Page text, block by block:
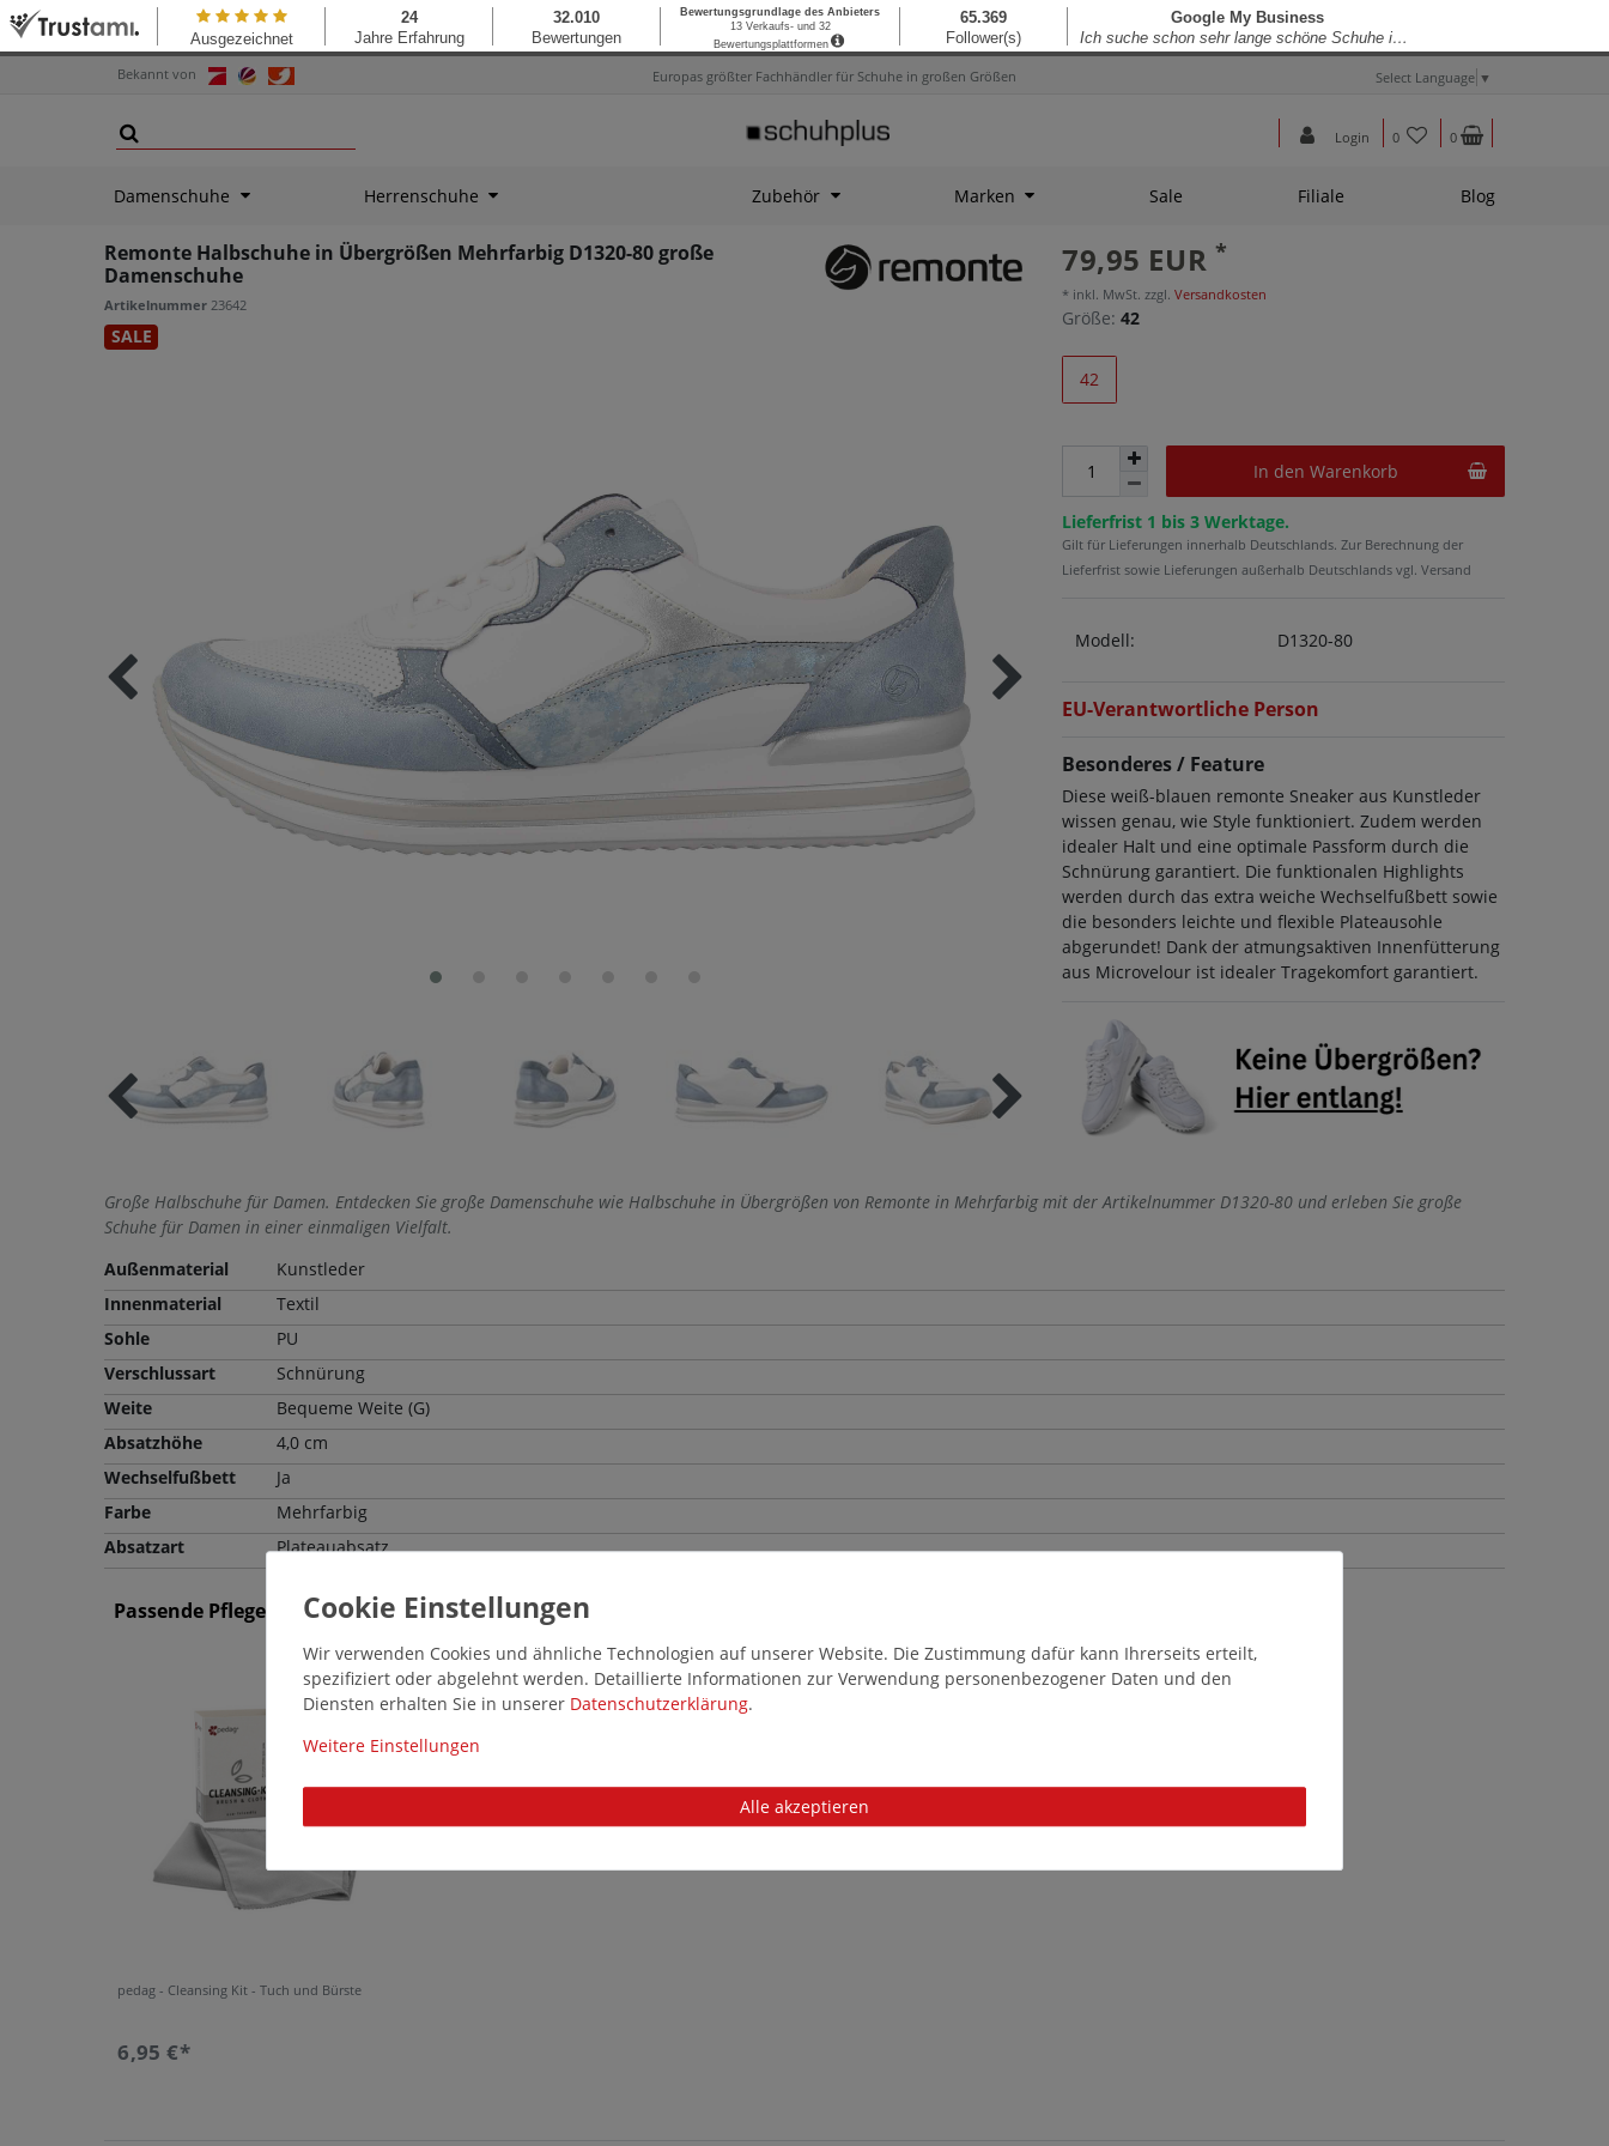
Bekannt von Europas größter Fachhändler für Schuhe in großen Größen Select Language ▼
Login 0 0
Damenschuhe Herrenschuhe Zubehör Marken Sale Filiale Blog
Remonte Halbschuhe in Übergrößen Mehrfarbig D1320-80 große
Damenschuhe
Artikelnummer 23642
SALE
79,95 EUR *
* inkl. MwSt. zzgl. Versandkosten
Größe: 42
42
In den Warenkorb
Lieferfrist 1 bis 3 Werktage.
Gilt für Lieferungen innerhalb Deutschlands. Zur Berechnung der
Lieferfrist sowie Lieferungen außerhalb Deutschlands vgl. Versand
Modell: D1320-80
EU-Verantwortliche Person
Besonderes / Feature
Diese weiß-blauen remonte Sneaker aus Kunstleder
wissen genau, wie Style funktioniert. Zudem werden
idealer Halt und eine optimale Passform durch die
Schnürung garantiert. Die funktionalen Highlights
werden durch das extra weiche Wechselfußbett sowie
die besonders leichte und flexible Plateausohle
abgerundet! Dank der atmungsaktiven Innenfütterung
aus Microvelour ist idealer Tragekomfort garantiert.
Große Halbschuhe für Damen. Entdecken Sie große Damenschuhe wie Halbschuhe in Übergrößen von Remonte in Mehrfarbig mit der Artikelnummer D1320-80 und erleben Sie große
Schuhe für Damen in einer einmaligen Vielfalt.
Außenmaterial
Kunstleder
Innenmaterial
Textil
Sohle
PU
Verschlussart
Schnürung
Weite
Bequeme Weite (G)
Absatzhöhe
4,0 cm
Wechselfußbett
Ja
Farbe
Mehrfarbig
Absatzart
Plateauabsatz
Passende Pflegemittel und Einlegesohlen
14640
pedag - Cleansing Kit - Tuch und Bürste
6,95 €*
Wir verwenden Cookies und ähnliche Technologien auf unserer Website. Die Zustimmung dafür kann Ihrerseits erteilt,
spezifiziert oder abgelehnt werden. Detaillierte Informationen zur Verwendung personenbezogener Daten und den
Diensten erhalten Sie in unserer Daten­schutz­erklärung.
Weitere Einstellungen
Alle akzeptieren